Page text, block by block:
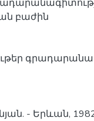
բաժին
- Երևան,